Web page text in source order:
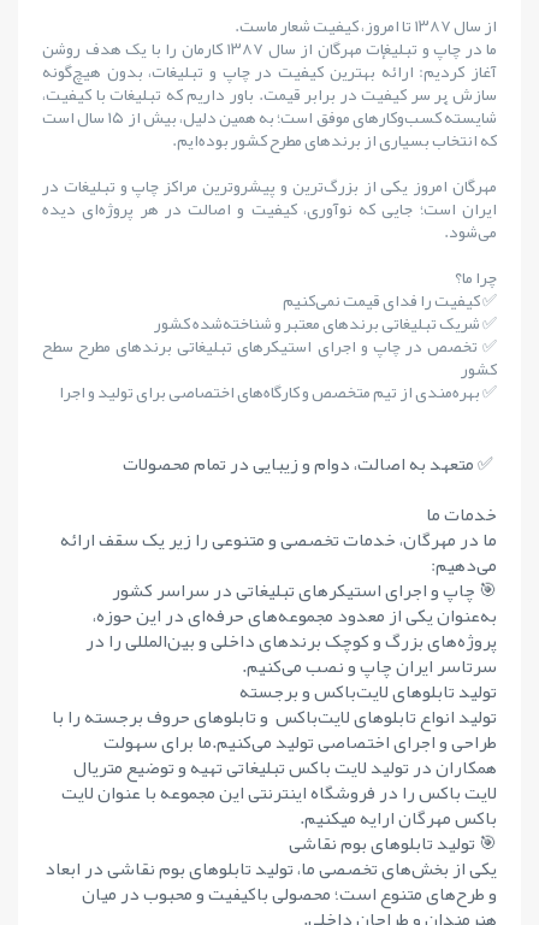
از سال ۱۳۸۷ تا امروز، کیفیت شعار ماست.
ما در چاپ و تبلیغات مهرگان از سال ۱۳۸۷ کارمان را با یک هدف روشن
آغاز کردیم: ارائهٔ بهترین کیفیت در چاپ و تبلیغات، بدون هیچ‌گونه
سازش بر سر کیفیت در برابر قیمت. باور داریم که تبلیغات با کیفیت،
شایستهٔ کسب‌وکارهای موفق است؛ به همین دلیل، بیش از ۱۵ سال است
که انتخاب بسیاری از برندهای مطرح کشور بوده‌ایم.
مهرگان امروز یکی از بزرگ‌ترین و پیشروترین مراکز چاپ و تبلیغات در
ایران است؛ جایی که نوآوری، کیفیت و اصالت در هر پروژه‌ای دیده
می‌شود.
چرا ما؟
✅ کیفیت را فدای قیمت نمی‌کنیم
✅ شریک تبلیغاتی برندهای معتبر و شناخته‌شده کشور
✅ تخصص در چاپ و اجرای استیکرهای تبلیغاتی برندهای مطرح سطح
کشور
✅ بهره‌مندی از تیم متخصص و کارگاه‌های اختصاصی برای تولید و اجرا
✅ متعهد به اصالت، دوام و زیبایی در تمام محصولات
خدمات ما
ما در مهرگان، خدمات تخصصی و متنوعی را زیر یک سقف ارائه
می‌دهیم:
🎯 چاپ و اجرای استیکرهای تبلیغاتی در سراسر کشور
به‌عنوان یکی از معدود مجموعه‌های حرفه‌ای در این حوزه،
پروژه‌های بزرگ و کوچک برندهای داخلی و بین‌المللی را در
سرتاسر ایران چاپ و نصب می‌کنیم.
تولید تابلوهای لایت‌باکس و برجسته
تولید انواع تابلوهای لایت‌باکس و تابلوهای حروف برجسته را با
طراحی و اجرای اختصاصی تولید می‌کنیم.ما برای سهولت
همکاران در تولید لایت باکس تبلیغاتی تهیه و توضیع متریال
لایت باکس را در فروشگاه اینترنتی این مجموعه با عنوان لایت
باکس مهرگان ارایه میکنیم.
🎯 تولید تابلوهای بوم نقاشی
یکی از بخش‌های تخصصی ما، تولید تابلوهای بوم نقاشی در ابعاد
و طرح‌های متنوع است؛ محصولی باکیفیت و محبوب در میان